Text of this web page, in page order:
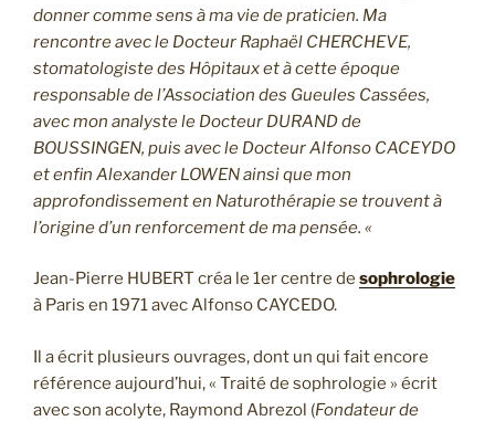
donner comme sens à ma vie de praticien. Ma
rencontre avec le Docteur Raphaël CHERCHEVE,
stomatologiste des Hôpitaux et à cette époque
responsable de l’Association des Gueules Cassées,
avec mon analyste le Docteur DURAND de
BOUSSINGEN, puis avec le Docteur Alfonso CACEYDO
et enfin Alexander LOWEN ainsi que mon
approfondissement en Naturothérapie se trouvent à
l’origine d’un renforcement de ma pensée. «
Jean-Pierre HUBERT créa le 1er centre de sophrologie
à Paris en 1971 avec Alfonso CAYCEDO.
Il a écrit plusieurs ouvrages, dont un qui fait encore
référence aujourd’hui, « Traité de sophrologie » écrit
avec son acolyte, Raymond Abrezol (Fondateur de